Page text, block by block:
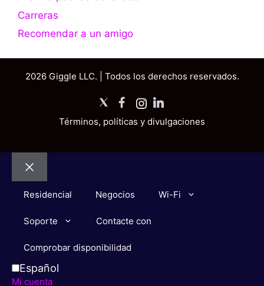
Carreras
Recomendar a un amigo
2026 Giggle LLC. | Todos los derechos reservados.
X Facebook
Instagram
LinkedIn
Términos, políticas y divulgaciones
Cerrar
Residencial Negocios Wi-Fi
Soporte Contacte con
Comprobar disponibilidad
Español
Mi cuenta